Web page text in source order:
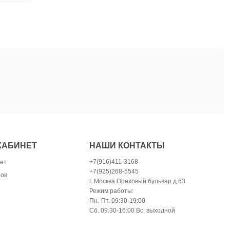
НАШИ КОНТАКТЫ
+7(916)411-3168
+7(925)268-5545
г. Москва Ореховый бульвар д.63
Режим работы:
Пн.-Пт. 09:30-19:00
Сб. 09:30-16:00 Вс. выходной